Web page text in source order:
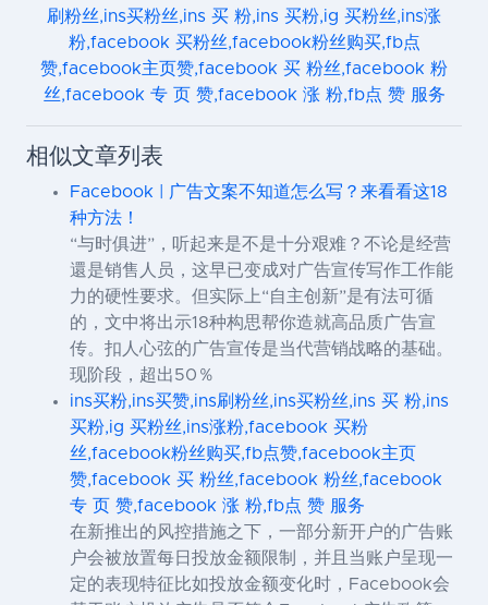
刷粉丝,ins买粉丝,ins 买 粉,ins 买粉,ig 买粉丝,ins涨
粉,facebook 买粉丝,facebook粉丝购买,fb点
赞,facebook主页赞,facebook 买 粉丝,facebook 粉
丝,facebook 专 页 赞,facebook 涨 粉,fb点 赞 服务
相似文章列表
Facebook | 广告文案不知道怎么写？来看看这18
种方法！
“与时俱进”，听起来是不是十分艰难？不论是经营
還是销售人员，这早已变成对广告宣传写作工作能
力的硬性要求。但实际上“自主创新”是有法可循
的，文中将出示18种构思帮你造就高品质广告宣
传。扣人心弦的广告宣传是当代营销战略的基础。
现阶段，超出50％
ins买粉,ins买赞,ins刷粉丝,ins买粉丝,ins 买 粉,ins
买粉,ig 买粉丝,ins涨粉,facebook 买粉
丝,facebook粉丝购买,fb点赞,facebook主页
赞,facebook 买 粉丝,facebook 粉丝,facebook
专 页 赞,facebook 涨 粉,fb点 赞 服务
在新推出的风控措施之下，一部分新开户的广告账
户会被放置每日投放金额限制，并且当账户呈现一
定的表现特征比如投放金额变化时，Facebook会